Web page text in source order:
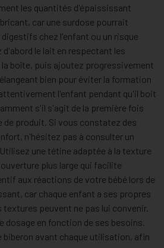
les quantités d'épaississant
car une surdose pourrait
chez l'enfant ou un risque
le lait en respectant les
boîte, puis ajoutez progressivement
bien pour éviter la formation
l'enfant pendant qu'il boit
s'il s'agit de la première fois
de produit. Si vous constatez des
n'hésitez pas à consulter un
une tétine adaptée à la texture
plus large qui facilite
aux réactions de votre bébé lors de
car chaque enfant a ses propres
peuvent ne pas lui convenir.
dosage en fonction de ses besoins.
biberon avant chaque utilisation, afin